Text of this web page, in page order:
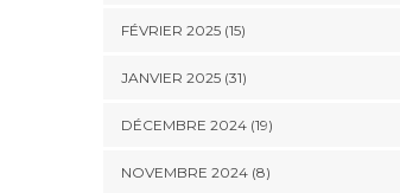
FÉVRIER 2025 (15)
JANVIER 2025 (31)
DÉCEMBRE 2024 (19)
NOVEMBRE 2024 (8)